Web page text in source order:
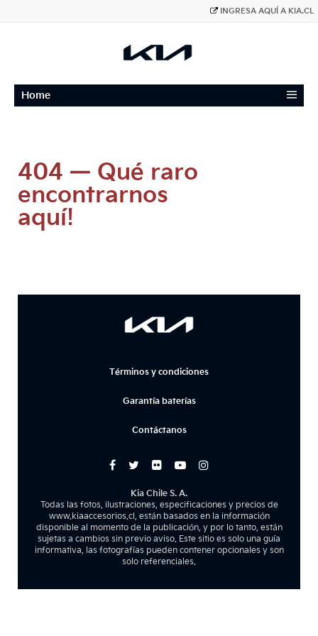
INGRESA AQUÍ A KIA.CL
Home ≡
404 — Qué raro
encontrarnos
aquí!
Términos y condiciones
Garantía baterías
Contáctanos
Kia Chile S. A.
Todas las fotos, ilustraciones, especificaciones y precios de
www.kiaaccesorios.cl, están basados en la información
disponible al momento de la publicación, y por lo tanto, están
sujetas a cambios sin previo aviso. Este sitio es solo una guía
informativa, las fotografías pueden contener opcionales y son
solo referenciales.